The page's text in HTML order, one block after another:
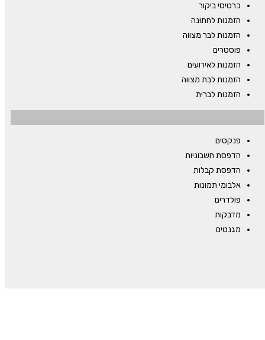
כרטיסי ביקור
הזמנות לחתונה
הזמנות לבר מצווה
פוסטרים
הזמנות לאירועים
הזמנות לבת מצווה
הזמנות לברית
פנקסים
הדפסת חשבוניות
הדפסת קבלות
אלבומי תמונות
פולדרים
מדבקות
מגנטים